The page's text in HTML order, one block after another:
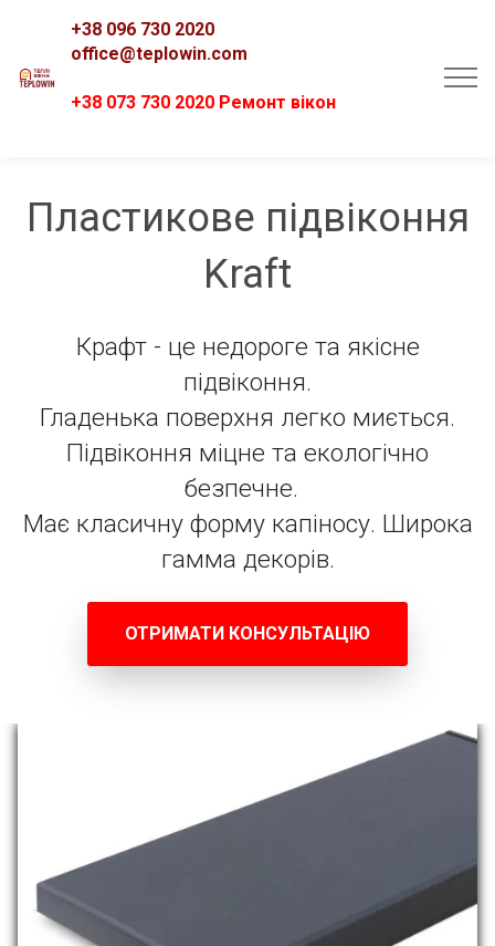
+38 096 730 2020
office@teplowin.com
+38 073 730 2020 Ремонт вікон
Пластикове підвіконня
Kraft
Крафт - це недороге та якісне
підвіконня.
Гладенька поверхня легко миється.
Підвіконня міцне та екологічно
безпечне.
Має класичну форму капіносу. Широка
гамма декорів.
ОТРИМАТИ КОНСУЛЬТАЦІЮ